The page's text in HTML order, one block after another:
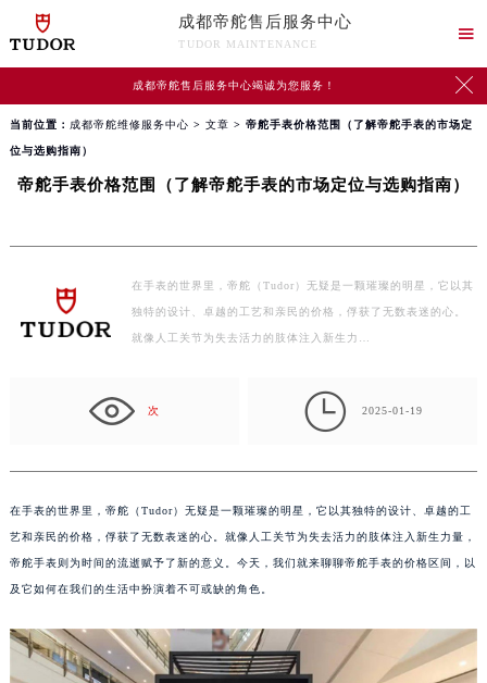
成都帝舵售后服务中心
TUDOR MAINTENANCE

成都帝舵售后服务中心竭诚为您服务！ 
当前位置： 成都帝舵维修服务中心 > 文章 > 帝舵手表价格范围（了解帝舵手表的市场定
位与选购指南）
帝舵手表价格范围（了解帝舵手表的市场定位与选购指南）
在手表的世界里，帝舵（Tudor）无疑是一颗璀璨的明星，它以其
独特的设计、卓越的工艺和亲民的价格，俘获了无数表迷的心。
就像人工关节为失去活力的肢体注入新生力…
次  2025-01-19
在手表的世界里，帝舵（Tudor）无疑是一颗璀璨的明星，它以其独特的设计、卓越的工
艺和亲民的价格，俘获了无数表迷的心。就像人工关节为失去活力的肢体注入新生力量，
帝舵手表则为时间的流逝赋予了新的意义。今天，我们就来聊聊帝舵手表的价格区间，以
及它如何在我们的生活中扮演着不可或缺的角色。